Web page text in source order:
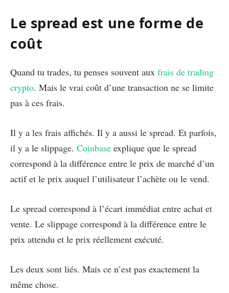
Le spread est une forme de
coût
Quand tu trades, tu penses souvent aux frais de trading
crypto. Mais le vrai coût d’une transaction ne se limite
pas à ces frais.
Il y a les frais affichés. Il y a aussi le spread. Et parfois,
il y a le slippage. Coinbase explique que le spread
correspond à la différence entre le prix de marché d’un
actif et le prix auquel l’utilisateur l’achète ou le vend.
Le spread correspond à l’écart immédiat entre achat et
vente. Le slippage correspond à la différence entre le
prix attendu et le prix réellement exécuté.
Les deux sont liés. Mais ce n’est pas exactement la
même chose.